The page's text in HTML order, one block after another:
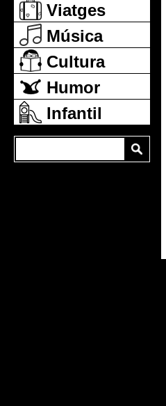
Viatges
Música
Cultura
Humor
Infantil